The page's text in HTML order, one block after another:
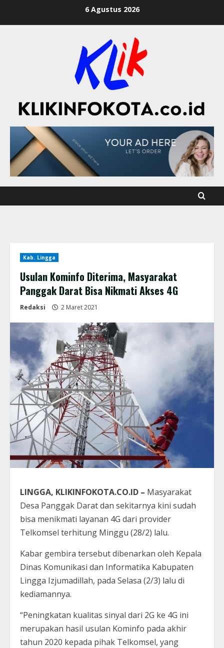
6 Agustus 2026
Kab. Lingga
Usulan Kominfo Diterima, Masyarakat
Panggak Darat Bisa Nikmati Akses 4G
Redaksi 2 Maret 2021
LINGGA, KLIKINFOKOTA.CO.ID – Masyarakat
Desa Panggak Darat dan sekitarnya kini sudah
bisa menikmati layanan 4G dari provider
Telkomsel terhitung Minggu (28/2) lalu.
Kabar gembira tersebut dibenarkan oleh Kepala
Dinas Komunikasi dan Informatika Kabupaten
Lingga Izjumadillah, pada Selasa (2/3) lalu di
kediamannya.
“Peningkatan kualitas sinyal dari 2G ke 4G ini
merupakan hasil usulan Kominfo pada akhir
tahun 2020 kepada pihak Telkomsel, yang